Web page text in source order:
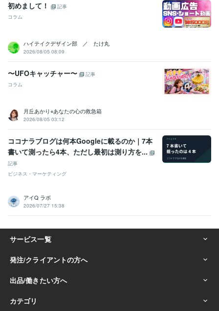
初めまして！
記事
コラム
ハイテイクデザイン部 ／ たけ丸
2026/08/05 08:09
〜UFOキャッチャー〜
記事
コラム
月丘あかり⭐︎あなたの心の救急箱
2026/08/05 03:12
ココナラブログは何本Googleに載るのか｜7本
書いて測ったら4本、ただし最初は測り方を...
記事
ビジネス・マーケティング
アイQ ラボ
2026/07/27 15:38